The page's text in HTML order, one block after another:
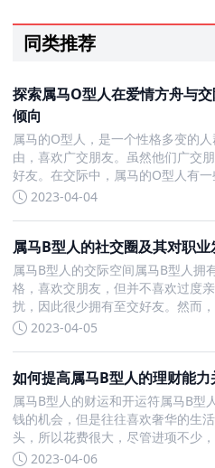
同类推荐
探索属马O型人在爱情方舟与
倾向
属马的O型人，是一个性格多变的
由，喜欢广交朋友。虽然他们广交
好友。在交际中，属马的O型人有
害和三刑的人合作，这样容易造成
2023-04-04
属马B型人的社交圈及其对职
属马B型人的交际空间属马B型人拥
格，喜欢交朋友，但并不喜欢过度
扰，因此很少拥有至交好友。然而
人相处不会冷场，加上他们的同情
2023-04-05
如何提高属马B型人的理财能力
属马B型人的财运和开运符属马B型
钱的机会，但是往往喜欢奢华的生
头，所以花费很大，尽管进项不少
上。他们有广泛的人际关系和活动
2023-04-06